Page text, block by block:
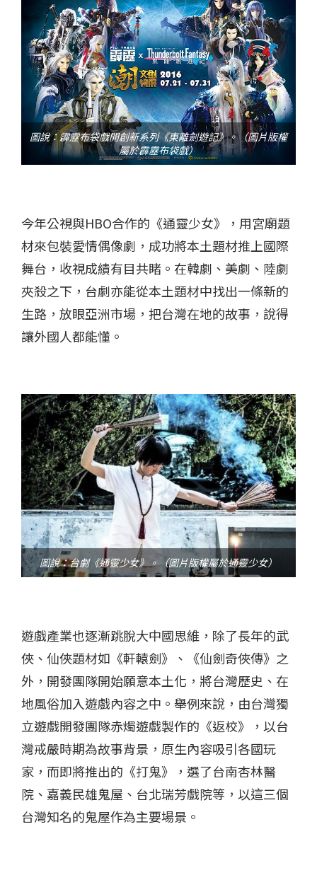
圖說：霹靂布袋戲開創新系列《東離劍遊記》。（圖片版權
屬於霹靂布袋戲）
今年公視與HBO合作的《通靈少女》，用宮廟題
材來包裝愛情偶像劇，成功將本土題材推上國際
舞台，收視成績有目共睹。在韓劇、美劇、陸劇
夾殺之下，台劇亦能從本土題材中找出一條新的
生路，放眼亞洲市場，把台灣在地的故事，說得
讓外國人都能懂。
圖說：台劇《通靈少女》。（圖片版權屬於通靈少女）
遊戲產業也逐漸跳脫大中國思維，除了長年的武
俠、仙俠題材如《軒轅劍》、《仙劍奇俠傳》之
外，開發團隊開始願意本土化，將台灣歷史、在
地風俗加入遊戲內容之中。舉例來說，由台灣獨
立遊戲開發團隊赤燭遊戲製作的《返校》，以台
灣戒嚴時期為故事背景，原生內容吸引各國玩
家，而即將推出的《打鬼》，選了台南杏林醫
院、嘉義民雄鬼屋、台北瑞芳戲院等，以這三個
台灣知名的鬼屋作為主要場景。